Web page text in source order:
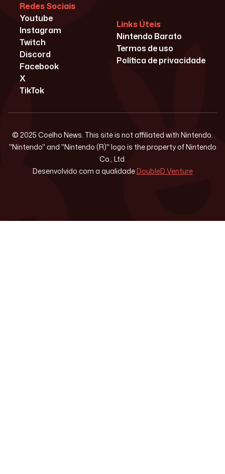
Redes Sociais
Youtube
Instagram
Twitch
Discord
Facebook
X
TikTok
Links Úteis
Nintendo Barato
Termos de uso
Política de privacidade
© 2025 Coelho News. This site is not affiliated with Nintendo.
"Nintendo" and "Nintendo (R)" logo is the property of Nintendo
Co., Ltd.
Desenvolvido com a qualidadeDoubleD Venture